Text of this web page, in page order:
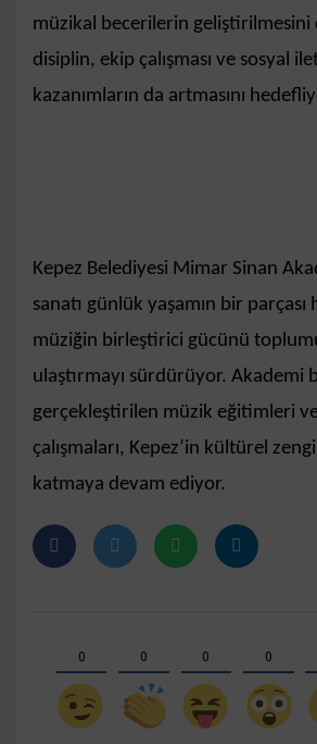
müzikal becerilerin geliştirilmesini
disiplin, ekip çalışması ve sosyal
kazanımların da artmasını
Kepez Belediyesi Mimar Sinan
sanatı günlük yaşamın bir
müziğin birleştirici gücünü
ulaştırmayı sürdürüyor. Akademi
gerçekleştirilen müzik eğitimleri
çalışmaları, Kepez’in kültürel
katmaya devam ediyor.
0 0 0 0